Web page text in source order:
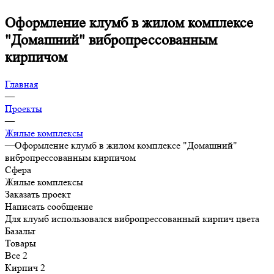
Оформление клумб в жилом комплексе
"Домашний" вибропрессованным
кирпичом
Главная
—
Проекты
—
Жилые комплексы
—Оформление клумб в жилом комплексе "Домашний"
вибропрессованным кирпичом
Сфера
Жилые комплексы
Заказать проект
Написать сообщение
Для клумб использовался вибропрессованный кирпич цвета
Базальт
Товары
Все 2
Кирпич 2